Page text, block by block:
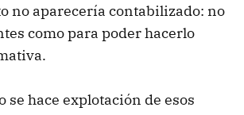
no aparecería contabilizado: no
como para poder hacerlo
se hace explotación de esos